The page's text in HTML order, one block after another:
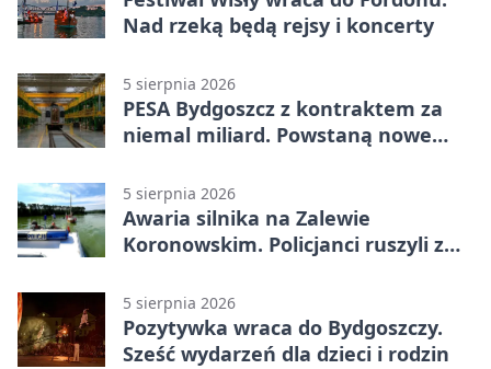
Nad rzeką będą rejsy i koncerty
5 sierpnia 2026
PESA Bydgoszcz z kontraktem za
niemal miliard. Powstaną nowe
5 sierpnia 2026
Awaria silnika na Zalewie
Koronowskim. Policjanci ruszyli z
5 sierpnia 2026
Pozytywka wraca do Bydgoszczy.
Sześć wydarzeń dla dzieci i rodzin